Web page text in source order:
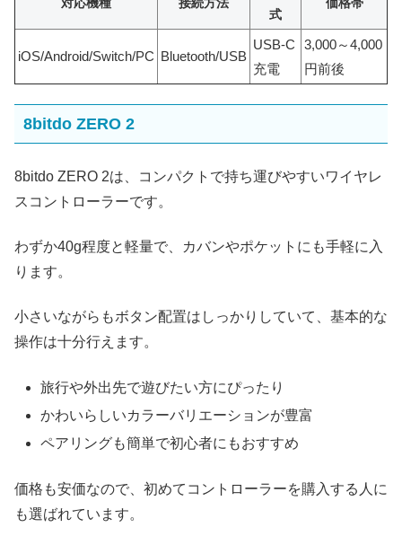
式
iOS/Android/Switch/PC Bluetooth/USB
USB-C
充電
3,000～4,000
円前後
8bitdo ZERO 2
8bitdo ZERO 2は、コンパクトで持ち運びやすいワイヤレ
スコントローラーです。
わずか40g程度と軽量で、カバンやポケットにも手軽に入
ります。
小さいながらもボタン配置はしっかりしていて、基本的な
操作は十分行えます。
旅行や外出先で遊びたい方にぴったり
かわいらしいカラーバリエーションが豊富
ペアリングも簡単で初心者にもおすすめ
価格も安価なので、初めてコントローラーを購入する人に
も選ばれています。